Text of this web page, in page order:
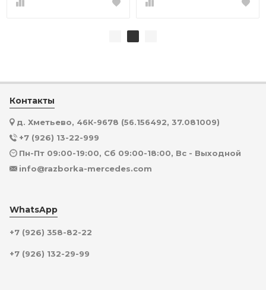
Контакты
д. Хметьево, 46К-9678 (56.156492, 37.081009)
+7 (926) 13-22-999
Пн-Пт 09:00-19:00, Сб 09:00-18:00, Вс - Выходной
info@razborka-mercedes.com
WhatsApp
+7 (926) 358-82-22
+7 (926) 132-29-99